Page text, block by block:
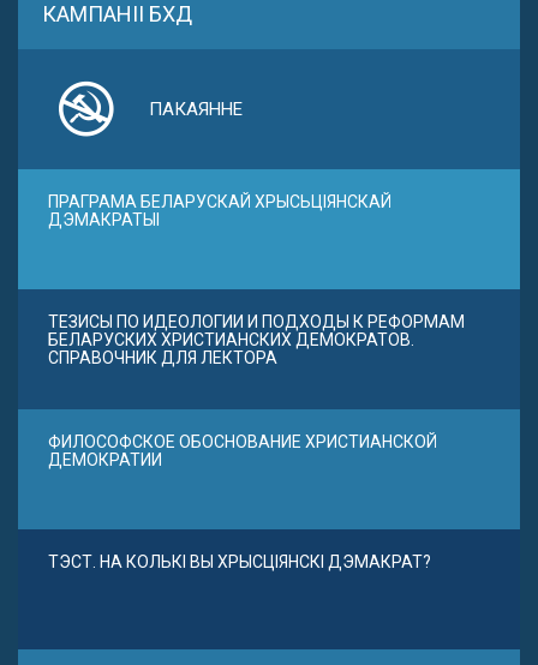
КАМПАНІІ БХД
ПАКАЯННЕ
ПРАГРАМА БЕЛАРУСКАЙ ХРЫСЬЦІЯНСКАЙ
ДЭМАКРАТЫІ
ТЕЗИСЫ ПО ИДЕОЛОГИИ И ПОДХОДЫ К РЕФОРМАМ
БЕЛАРУСКИХ ХРИСТИАНСКИХ ДЕМОКРАТОВ.
СПРАВОЧНИК ДЛЯ ЛЕКТОРА
ФИЛОСОФСКОЕ ОБОСНОВАНИЕ ХРИСТИАНСКОЙ
ДЕМОКРАТИИ
ТЭСТ. НА КОЛЬКІ ВЫ ХРЫСЦІЯНСКІ ДЭМАКРАТ?